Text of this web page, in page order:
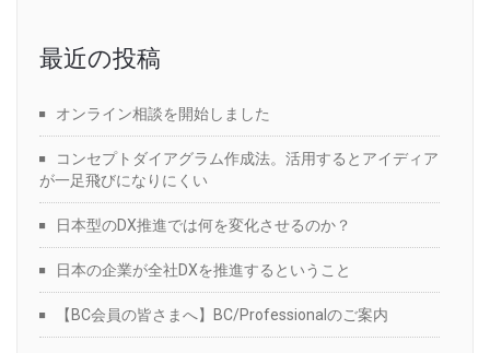
最近の投稿
オンライン相談を開始しました
コンセプトダイアグラム作成法。活用するとアイディア
が一足飛びになりにくい
日本型のDX推進では何を変化させるのか？
日本の企業が全社DXを推進するということ
【BC会員の皆さまへ】BC/Professionalのご案内